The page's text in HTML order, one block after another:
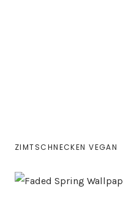
ZIMTSCHNECKEN VEGAN